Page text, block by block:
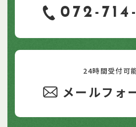
072-
24時間受付可
メールフォ